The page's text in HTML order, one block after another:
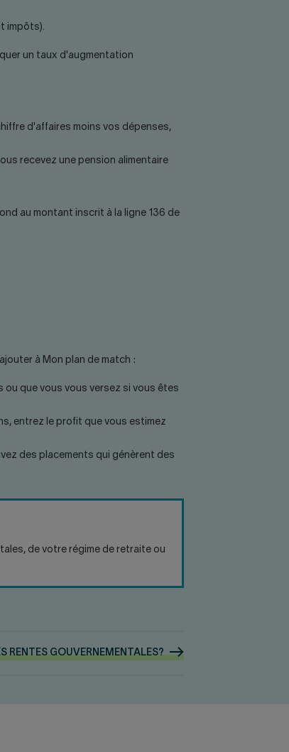
impôts).
un taux d'augmentation
d'affaires moins vos dépenses,
recevez une pension alimentaire
au montant inscrit à la ligne 136 de
à Mon plan de match :
que vous vous versez si vous êtes
entrez le profit que vous estimez
des placements qui génèrent des
de votre régime de retraite ou
RENTESGOUVERNEMENTALES?